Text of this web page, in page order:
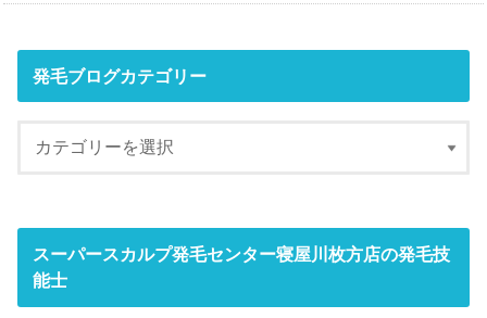
27-30
604
発毛ブログカテゴリー
スーパースカルプ発毛センター寝屋川枚方店の発毛技
能士